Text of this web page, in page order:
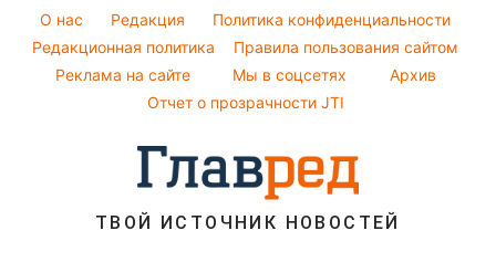
Напитки
Праздничное меню
Погода на сегодня
Погода на завтра
Пылевая буря
O нас Редакция
Политика конфиденциальности
Редакционная политика
Правила пользования сайтом
Реклама на сайте
Мы в соцсетях
Архив
Отчет о прозрачности JTI
ТВОЙ ИСТОЧНИК НОВОСТЕЙ